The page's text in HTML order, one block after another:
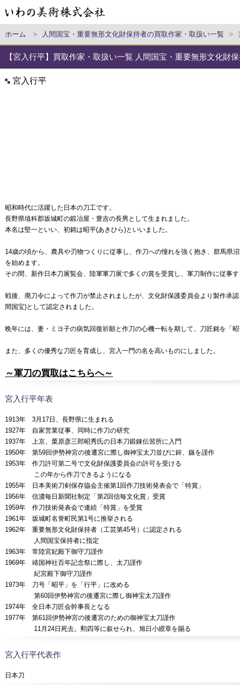
ホーム > 人間国宝・重要無形文化財保持者の買取作家・取扱い一覧 >
【宮入行平】買取作家・取扱い一覧 人間国宝・重要無形文化財
宮入行平
昭和時代に活躍した日本の刀工です。
長野県埴科郡坂城町の鍛冶屋・豊吉の長男として生まれました。
本名は堅一といい、初銘は昭平(あきひら)といいました。
14歳の頃から、農具や刃物つくりに従事し、作刀への憧れを強く抱き、群馬
を始めます。
その間、新作日本刀展覧会、陸軍軍刀展で多くの賞を受賞し、軍刀制作に従事
戦後、廃刀令によって作刀が禁止されましたが、文化財保護委員会より製作承
間国宝)として認定されました。
晩年には、妻・ミヨ子の病気回復祈願と作刀の心機一転を期して、刀匠銘を「昭
また、多くの優秀な刀匠を育成し、宮入一門の名を高いものにしました。
～軍刀の買取はこちらへ～
宮入行平年表
1913年 3月17日、長野県に生まれる
1927年 自家営業従事、同時に作刀の研究
1937年 上京、栗原彦三郎昭秀氏の日本刀鍛錬伝習所に入門
1950年 第59回伊勢神宮の後遷宮に際し御神宝太刀並びに鉾、鏃を謹作
1953年 作刀許可第二号で文化財保護委員会の許可を受ける
この年から作刀できるようになる
1955年 日本美術刀剣保存協会主催第1回作刀技術発表会で「特賞」
1956年 信濃毎日新聞社制定「第2回信毎文化賞」受賞
1959年 作刀技術発表会で連続「特賞」を受賞
1961年 坂城町名誉町民第1号に推挙される
1962年 重要無形文化財保持者（工芸第45号）に認定される
人間国宝保持者に指定
1963年 常陸宮妃殿下御守刀謹作
1969年 靖国神社百年記念祭に際し、太刀謹作
紀宮殿下御守刀謹作
1973年 刀号「昭平」を「行平」に改める
第60回伊勢神宮の後遷宮に際し御神宝太刀謹作
1974年 全日本刀匠会幹事長となる
1977年 第61回伊勢神宮の後遷宮のための御神宝太刀謹作
11月24日死去。勲四等に叙せられ、旭日小綬章を賜る
宮入行平代表作
日本刀